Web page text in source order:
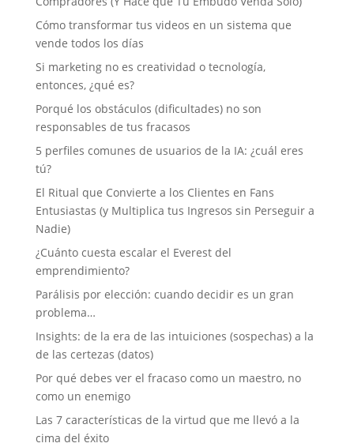
Cómo transformar tus videos en un sistema que
vende todos los días
Si marketing no es creatividad o tecnología,
entonces, ¿qué es?
Porqué los obstáculos (dificultades) no son
responsables de tus fracasos
5 perfiles comunes de usuarios de la IA: ¿cuál eres
tú?
El Ritual que Convierte a los Clientes en Fans
Entusiastas (y Multiplica tus Ingresos sin Perseguir a
Nadie)
¿Cuánto cuesta escalar el Everest del
emprendimiento?
Parálisis por elección: cuando decidir es un gran
problema…
Insights: de la era de las intuiciones (sospechas) a la
de las certezas (datos)
Por qué debes ver el fracaso como un maestro, no
como un enemigo
Las 7 características de la virtud que me llevó a la
cima del éxito